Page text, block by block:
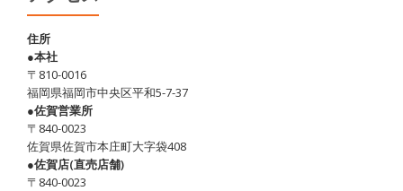
住所
●本社
〒810-0016
福岡県福岡市中央区平和5-7-37
●佐賀営業所
〒840-0023
佐賀県佐賀市本庄町大字袋408
●佐賀店(直売店舗)
〒840-0023